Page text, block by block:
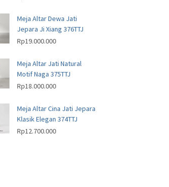
Meja Altar Dewa Jati
Jepara Ji Xiang 376TTJ
Rp19.000.000
Meja Altar Jati Natural
Motif Naga 375TTJ
Rp18.000.000
Meja Altar Cina Jati Jepara
Klasik Elegan 374TTJ
Rp12.700.000